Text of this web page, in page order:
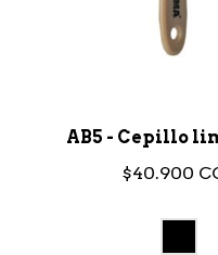
AB5 - Cepillo
$40.900